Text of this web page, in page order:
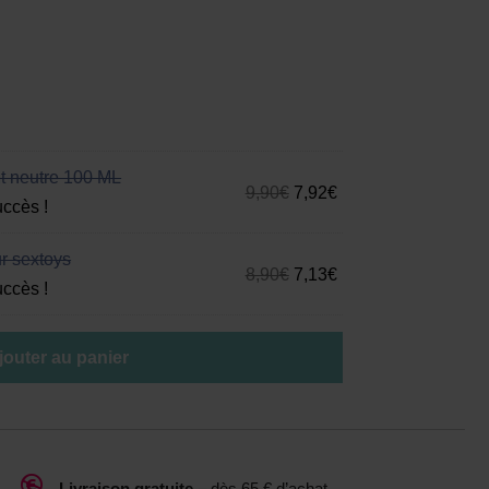
neutre 100 ML
!
9,90€ 7,92€
sextoys
!
8,90€ 7,13€
au panier